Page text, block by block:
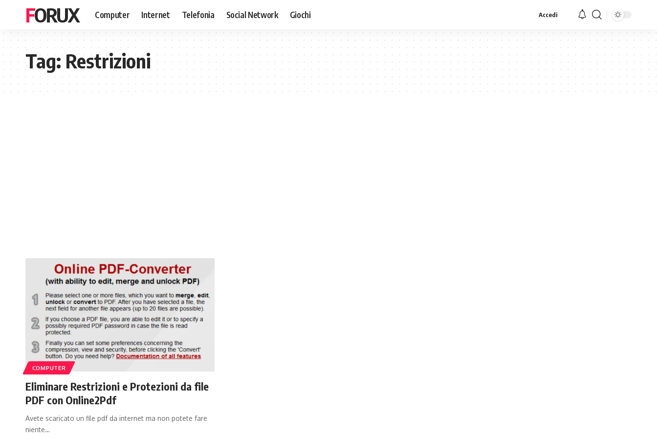
FORUX Computer Internet Telefonia Social Network Giochi Accedi
Tag:Restrizioni
COMPUTER
Eliminare Restrizioni e Protezioni da file
PDF con Online2Pdf
Avete scaricato un file pdf da internet ma non potete fare
niente…